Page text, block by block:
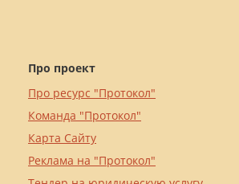
Про проект
Про ресурс "Протокол"
Команда "Протокол"
Карта Сайту
Реклама на "Протокол"